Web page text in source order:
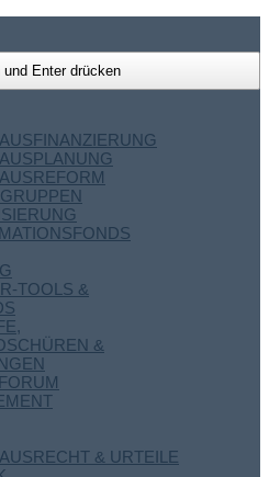
TOOLS &
&
& URTEILE